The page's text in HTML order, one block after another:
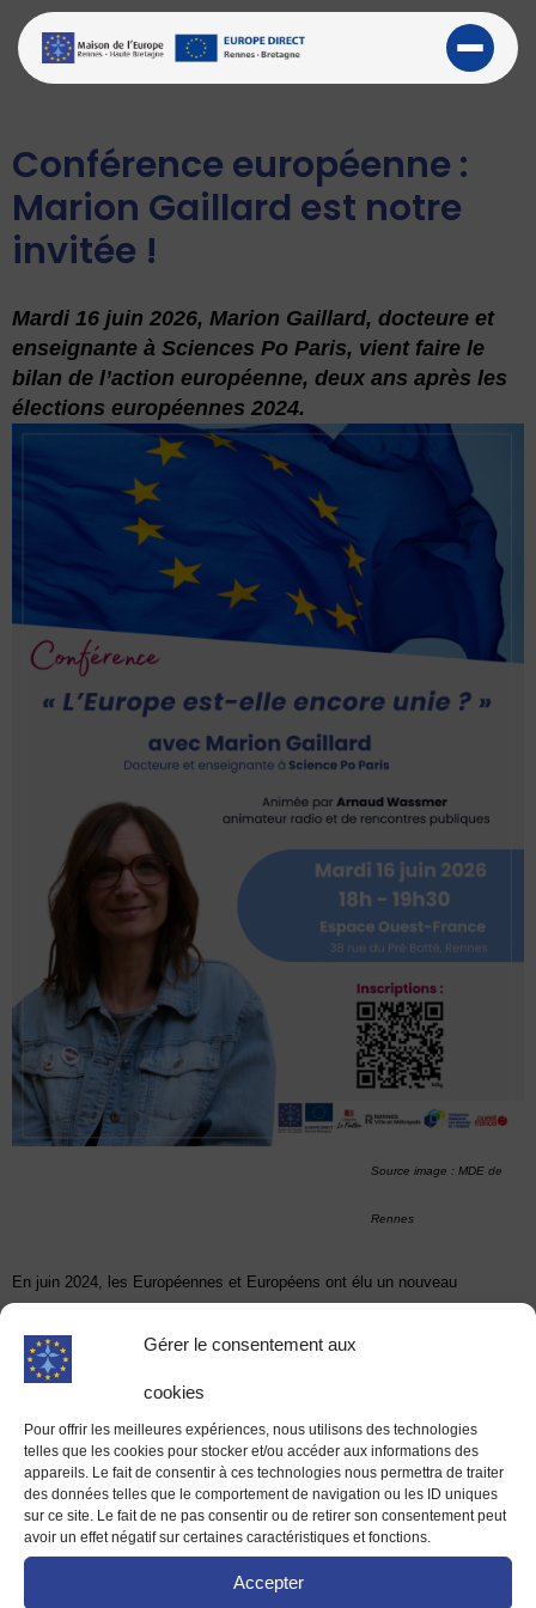
Gérer le consentement aux
cookies
Pour offrir les meilleures expériences, nous utilisons des technologies
telles que les cookies pour stocker et/ou accéder aux informations des
appareils. Le fait de consentir à ces technologies nous permettra de traiter
des données telles que le comportement de navigation ou les ID uniques
sur ce site. Le fait de ne pas consentir ou de retirer son consentement peut
avoir un effet négatif sur certaines caractéristiques et fonctions.
Accepter
Conférence européenne :
Marion Gaillard est notre
invitée !
Mardi 16 juin 2026, Marion Gaillard, docteure et
enseignante à Sciences Po Paris, vient faire le
bilan de l’action européenne, deux ans après les
élections européennes 2024.
Source image : MDE de
Rennes
En juin 2024, les Européennes et Européens ont élu un nouveau
de l’Union européenne ? La Maison de l’Europe de Rennes et Haute
Bretagne – centre EUROPE DIRECT vous propose un échange avec une
spécialiste des politiques européenne.
Mardi 16 juin, Marion Gaillard,
docteure et enseignante à
Sciences Po Paris, est notre
invitée.
se fragmente, la cohésion de l’Union européenne est plus que jamais